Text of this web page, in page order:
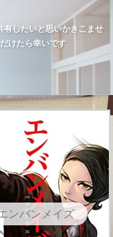
有したいと思いかきこませ
けたら幸いです
ンバンメイズ